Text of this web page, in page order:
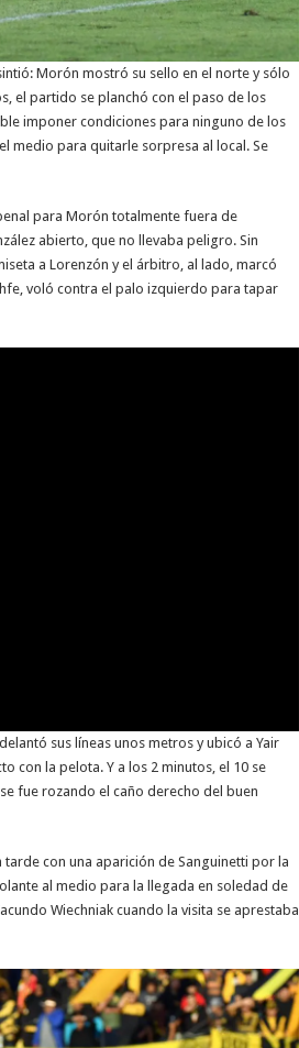
Morón mostró su sello en el norte y sólo
el partido se planchó con el paso de los
imponer condiciones para ninguno de los
medio para quitarle sorpresa al local. Se
para Morón totalmente fuera de
abierto, que no llevaba peligro. Sin
a Lorenzón y el árbitro, al lado, marcó
voló contra el palo izquierdo para tapar
sus líneas unos metros y ubicó a Yair
con la pelota. Y a los 2 minutos, el 10 se
fue rozando el caño derecho del buen
con una aparición de Sanguinetti por la
al medio para la llegada en soledad de
Wiechniak cuando la visita se aprestaba